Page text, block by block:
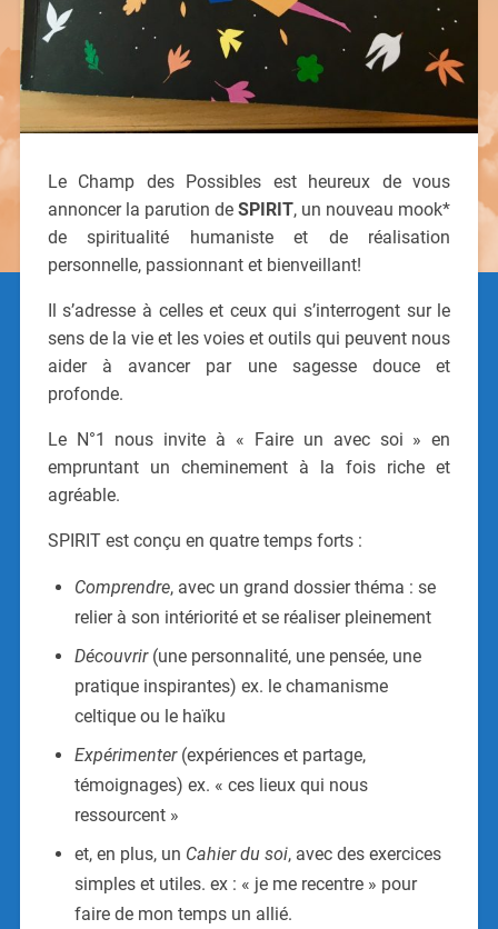
Le Champ des Possibles est heureux de vous
annoncer la parution deSPIRIT, un nouveau mook*
de spiritualité humaniste et de réalisation
personnelle, passionnant et bienveillant!
Il s’adresse à celles et ceux qui s’interrogent sur le
sens de la vie et les voies et outils qui peuvent nous
aider à avancer par une sagesse douce et
profonde.
Le N°1 nous invite à « Faire un avec soi » en
empruntant un cheminement à la fois riche et
agréable.
SPIRIT est conçu en quatre temps forts :
Comprendre, avec un grand dossier théma : se
relier à son intériorité et se réaliser pleinement
Découvrir(une personnalité, une pensée, une
pratique inspirantes) ex. le chamanisme
celtique ou le haïku
Expérimenter(expériences et partage,
témoignages) ex. « ces lieux qui nous
ressourcent »
et, en plus, un Cahier du soi, avec des exercices
simples et utiles. ex : « je me recentre » pour
faire de mon temps un allié.